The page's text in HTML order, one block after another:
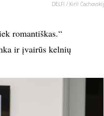
DELFI / Kiril Čachovskij
romantiškas.“
ir įvairūs kelnių